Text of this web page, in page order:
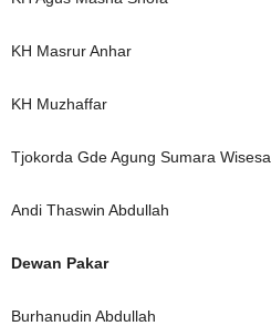
KH Masrur Anhar
KH Muzhaffar
Tjokorda Gde Agung Sumara Wisesa
Andi Thaswin Abdullah
Dewan Pakar
Burhanudin Abdullah